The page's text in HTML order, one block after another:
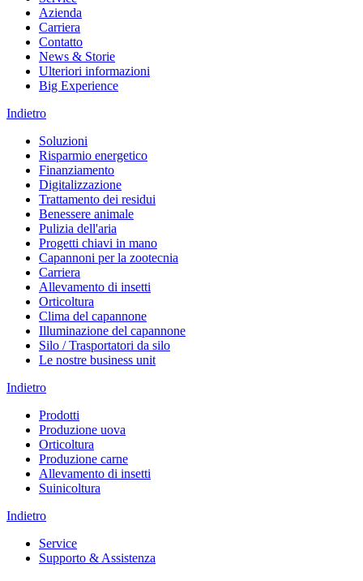
Azienda
Carriera
Contatto
News & Storie
Ulteriori informazioni
Big Experience
Indietro
Soluzioni
Risparmio energetico
Finanziamento
Digitalizzazione
Trattamento dei residui
Benessere animale
Pulizia dell'aria
Progetti chiavi in mano
Capannoni per la zootecnia
Carriera
Allevamento di insetti
Orticoltura
Clima del capannone
Illuminazione del capannone
Silo / Trasportatori da silo
Le nostre business unit
Indietro
Prodotti
Produzione uova
Orticoltura
Produzione carne
Allevamento di insetti
Suinicoltura
Indietro
Service
Supporto & Assistenza